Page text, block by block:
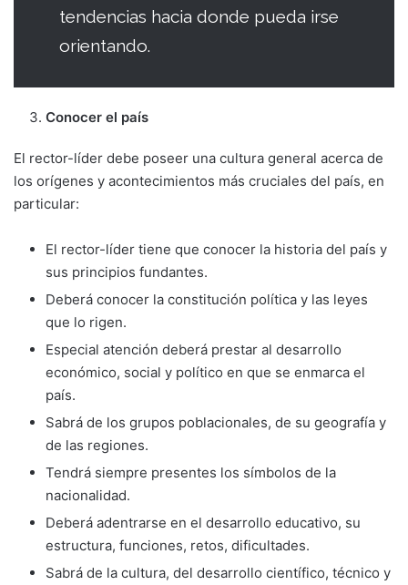
tendencias hacia donde pueda irse
orientando.
Conocer el país
El rector-líder debe poseer una cultura general acerca de
los orígenes y acontecimientos más cruciales del país, en
particular:
El rector-líder tiene que conocer la historia del país y
sus principios fundantes.
Deberá conocer la constitución política y las leyes
que lo rigen.
Especial atención deberá prestar al desa­rrollo
económico, social y político en que se enmarca el
país.
Sabrá de los grupos poblacionales, de su geografía y
de las regiones.
Tendrá siempre presentes los símbolos de la
nacionalidad.
Deberá adentrarse en el desarrollo educa­tivo, su
estructura, funciones, retos, dificul­tades.
Sabrá de la cultura, del desarrollo cientí­fico, técnico y